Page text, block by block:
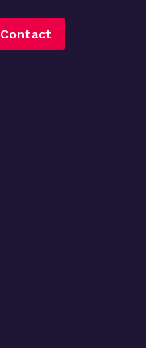
Contact